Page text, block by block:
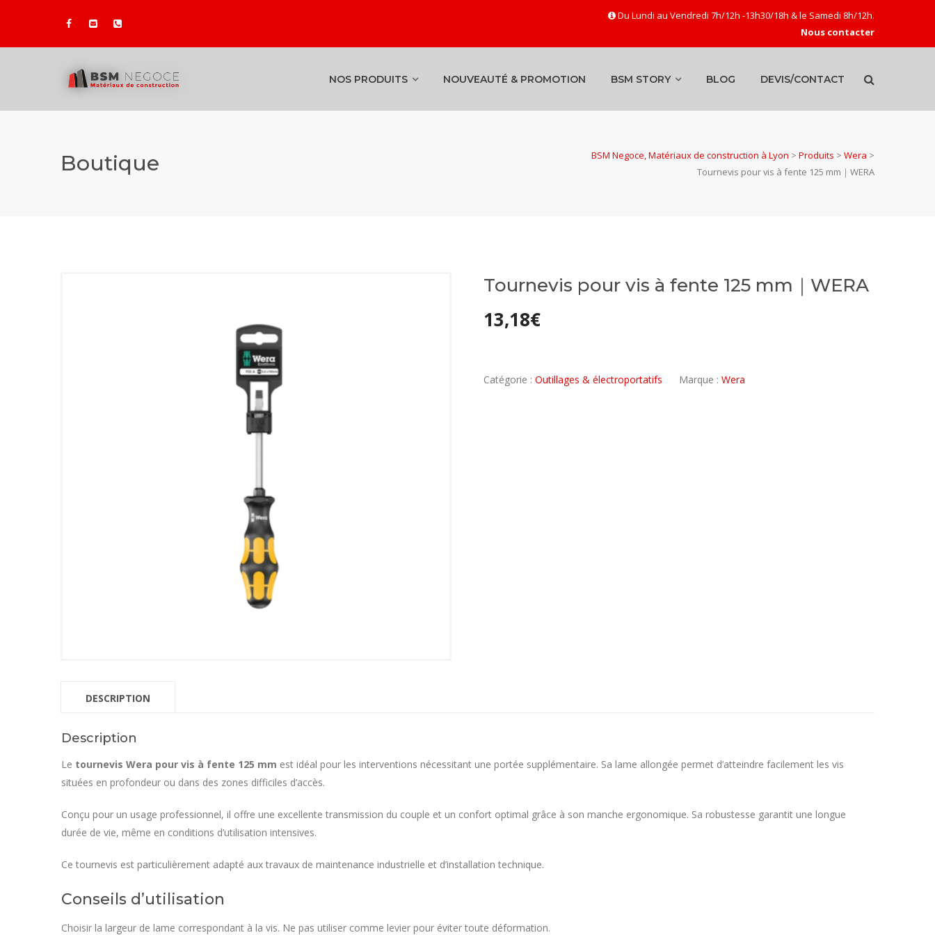
Du Lundi au Vendredi 7h/12h -13h30/18h & le Samedi 8h/12h.
Nous contacter
NOS PRODUITS NOUVEAUTÉ & PROMOTION BSM STORY BLOG DEVIS/CONTACT
Boutique BSM Negoce, Matériaux de construction à Lyon > Produits > Wera >
Tournevis pour vis à fente 125 mm｜WERA
Tournevis pour vis à fente 125 mm｜WERA
13,18€
Catégorie :Outillages & électroportatifs Marque :Wera
DESCRIPTION
Description
Le tournevis Wera pour vis à fente 125 mm est idéal pour les interventions nécessitant une portée supplémentaire. Sa lame allongée permet d’atteindre facilement les vis
situées en profondeur ou dans des zones difficiles d’accès.
Conçu pour un usage professionnel, il offre une excellente transmission du couple et un confort optimal grâce à son manche ergonomique. Sa robustesse garantit une longue
durée de vie, même en conditions d’utilisation intensives.
Ce tournevis est particulièrement adapté aux travaux de maintenance industrielle et d’installation technique.
Conseils d’utilisation
Choisir la largeur de lame correspondant à la vis. Ne pas utiliser comme levier pour éviter toute déformation.